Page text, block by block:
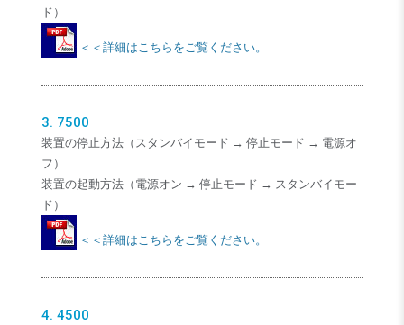
ド）
＜＜詳細はこちらをご覧ください。
3. 7500
装置の停止方法（スタンバイモード → 停止モード → 電源オ
フ）
装置の起動方法（電源オン → 停止モード → スタンバイモー
ド）
＜＜詳細はこちらをご覧ください。
4. 4500